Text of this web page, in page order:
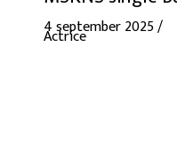
4 september 2025 /
Actrice